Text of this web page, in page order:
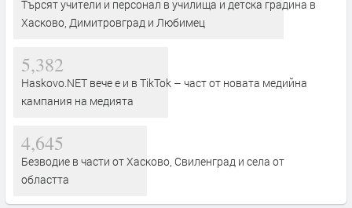
Търсят учители и персонал в училища и детска градина в
Хасково, Димитровград и Любимец
5,382
Haskovo.NET вече е и в TikTok – част от новата медийна
кампания на медията
4,645
Безводие в части от Хасково, Свиленград и села от
областта